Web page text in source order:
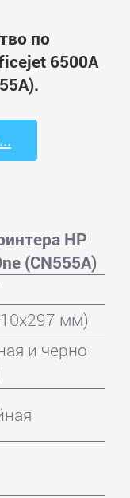
по
6500A
HP
(CN555A)
мм)
и черно-